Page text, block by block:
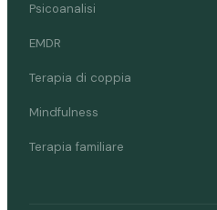
Psicoanalisi
EMDR
Terapia di coppia
Mindfulness
Terapia familiare